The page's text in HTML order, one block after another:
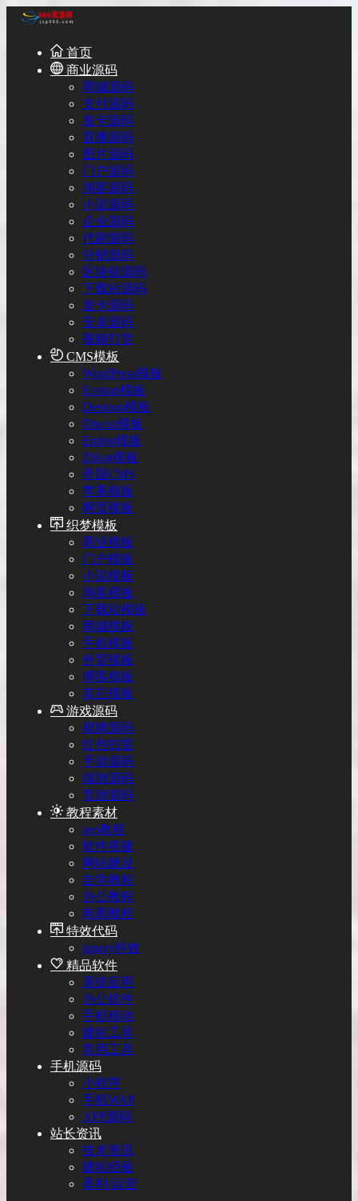
首页
商业源码
商城源码
支付源码
发卡源码
直播源码
图片源码
门户源码
淘客源码
小说源码
企业源码
代刷源码
分销源码
区块链源码
下载站源码
发卡源码
安卓源码
视频打赏
CMS模板
WordPress模板
Ecshop模板
Destoon模板
Discuz模板
Emlog模板
Zblog模板
帝国CMS
苹果模板
网页模板
织梦模板
商业模板
门户模板
小说模板
淘客模板
下载站模板
商城模板
手机模板
外贸模板
博客模板
其它模板
游戏源码
棋牌源码
红包扫雷
手游源码
端游源码
页游源码
教程素材
seo教程
软件搭建
网站建设
自学教程
办公教程
电商教程
特效代码
jquery特效
精品软件
系统应用
办公软件
手机移动
建站工具
常用工具
手机源码
小程序
手机WAP
APP源码
站长资讯
技术资讯
建站经验
盈利/运营